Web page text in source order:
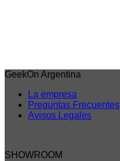
GeekOn Argentina
La empresa
Preguntas Frecuentes
Avisos Legales
SHOWROOM